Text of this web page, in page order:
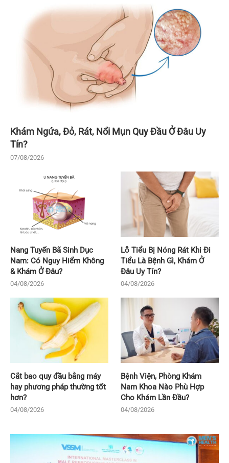
Khám Ngứa, Đỏ, Rát, Nổi Mụn Quy Đầu Ở Đâu Uy
Tín?
07/08/2026
Nang Tuyến Bã Sinh Dục
Nam: Có Nguy Hiểm Không
& Khám Ở Đâu?
04/08/2026
Lỗ Tiểu Bị Nóng Rát Khi Đi
Tiểu Là Bệnh Gì, Khám Ở
Đâu Uy Tín?
04/08/2026
Cắt bao quy đầu bằng máy
hay phương pháp thường tốt
hơn?
04/08/2026
Bệnh Viện, Phòng Khám
Nam Khoa Nào Phù Hợp
Cho Khám Lần Đầu?
04/08/2026